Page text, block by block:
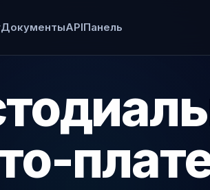
ДокументыAPIПанель